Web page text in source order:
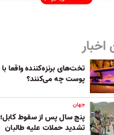
تخت‌های برنزه‌کننده واقعا با
پوست چه می‌کنند؟
جهان
پنج سال پس از سقوط کابل؛
تشدید حملات علیه طالبان